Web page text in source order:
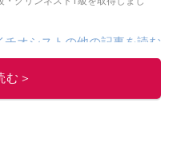
チオシストの他の記事を読む
む＞